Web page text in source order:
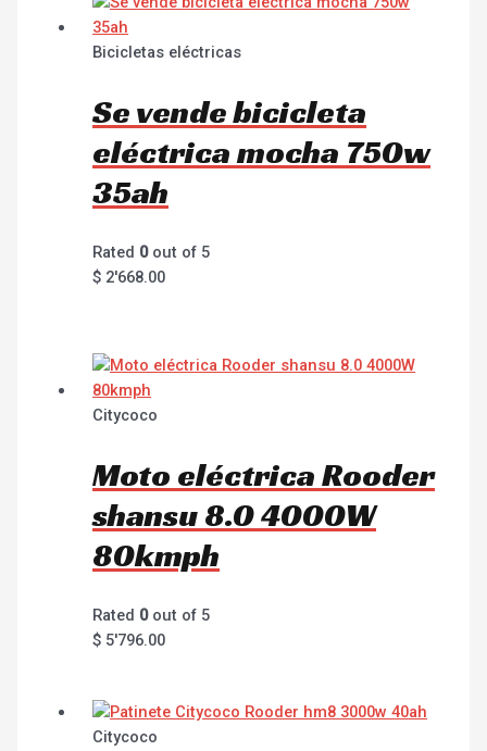
Bicicletas eléctricas
Se vende bicicleta
eléctrica mocha 750w
35ah
Rated 0out of 5
$ 2'668.00
Citycoco
Moto eléctrica Rooder
shansu 8.0 4000W
80kmph
Rated 0out of 5
$ 5'796.00
Citycoco